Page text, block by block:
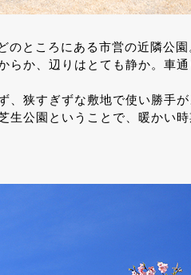
のところにある市営の近隣公
らか、辺りはとても静か。車
狭すぎずな敷地で使い勝手
公園ということで、暖かい